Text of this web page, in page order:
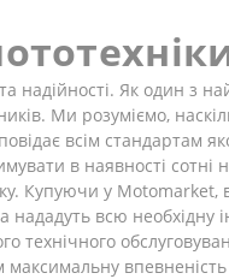
надійності. Як один з
Ми розуміємо,
всім стандартам
в наявності сотні
Купуючи у Motomarket,
нададуть всю необхідну
технічного
впевненість